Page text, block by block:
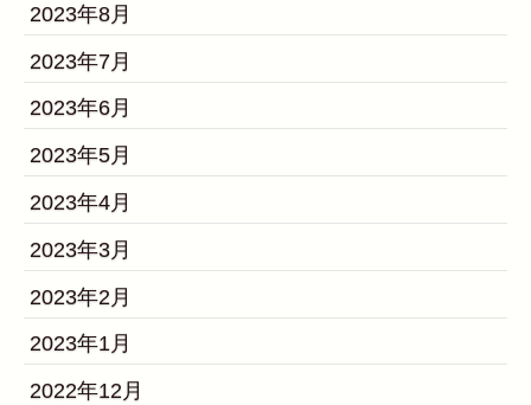
2023年8月
2023年7月
2023年6月
2023年5月
2023年4月
2023年3月
2023年2月
2023年1月
2022年12月